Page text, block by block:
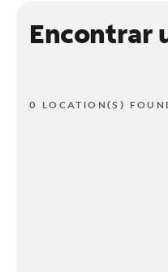
Encontrar
0 LOCATION(S)